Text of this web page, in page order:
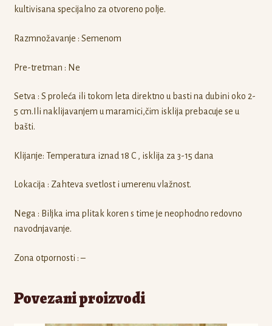
kultivisana specijalno za otvoreno polje.
Razmnožavanje : Semenom
Pre-tretman : Ne
Setva : S proleća ili tokom leta direktno u basti na dubini oko 2-
5 cm.Ili naklijavanjem u maramici,čim isklija prebacuje se u
bašti.
Klijanje: Temperatura iznad 18 C , isklija za 3-15 dana
Lokacija : Zahteva svetlost i umerenu vlažnost.
Nega : Biljka ima plitak koren s time je neophodno redovno
navodnjavanje.
Zona otpornosti : –
Povezani proizvodi